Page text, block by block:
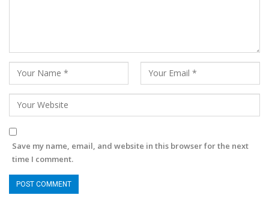
Save my name, email, and website in this browser for the next
time I comment.